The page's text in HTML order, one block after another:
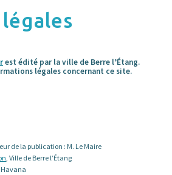
légales
est édité par la ville de Berre l’Étang.
légales concernant ce site.
de la publication : M. Le Maire
, Ville de Berre l’Étang